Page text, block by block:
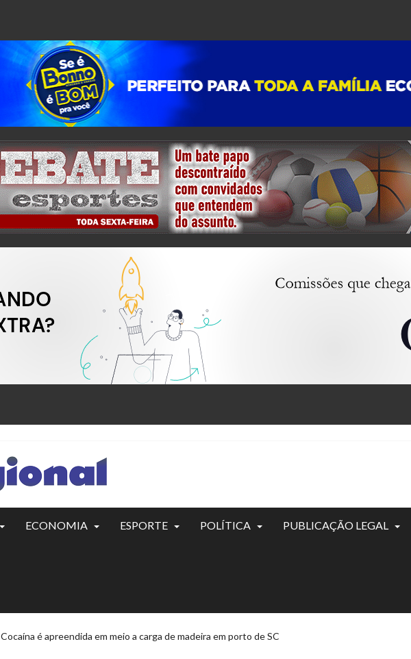
ECONOMIA ESPORTE POLÍTICA PUBLICAÇÃO LEGAL
Arrecadação tributária catarinense cresceu 11,2% em 2019